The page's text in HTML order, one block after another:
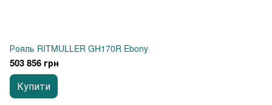
Рояль RITMULLER GH170R Ebony
503 856 грн
Купити